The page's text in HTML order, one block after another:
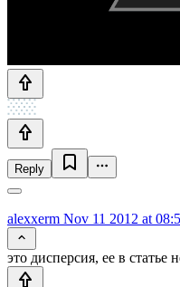
Reply
alexxerm Nov 11 2012 at
это дисперсия, ее в статье